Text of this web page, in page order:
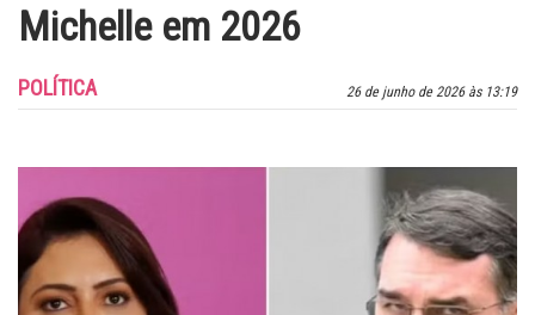
Michelle em 2026
26 de junho de 2026 às 13:19
POLÍTICA